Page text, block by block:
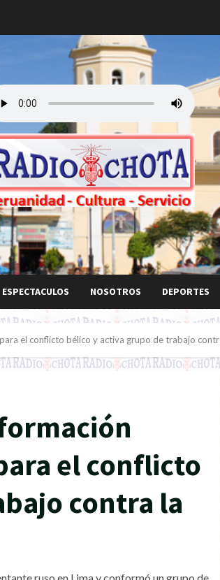
ESPECTACULOS NOSOTROS DEPORTES
el conflicto bélico y activa grupo de trabajo
el conflicto
contra la